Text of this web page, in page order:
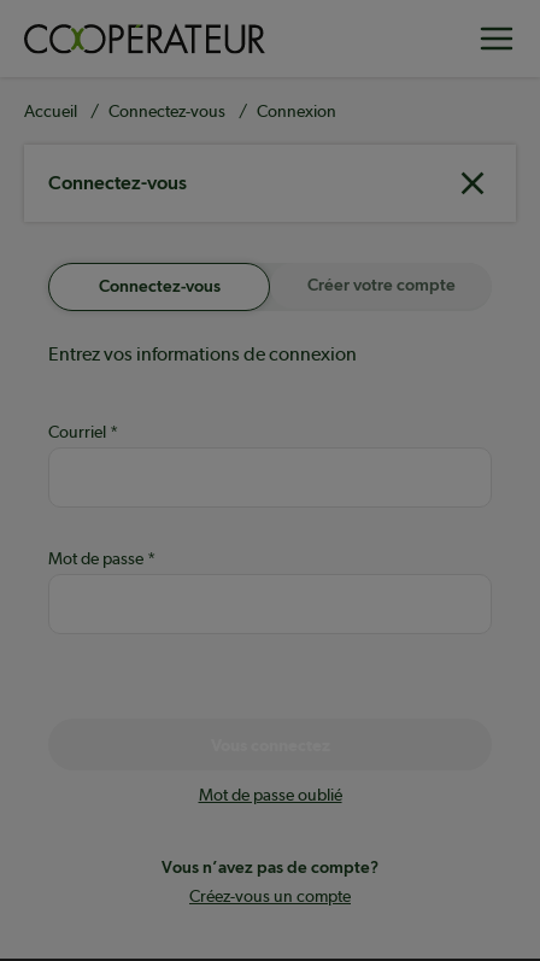
principal
Fil
Accueil Connectez-vous Connexion
Connectez-vous
Connectez-vous Créer votre compte
Entrez vos informations de connexion
Courriel
Mot de passe
Mot de passe oublié
Vous n’avez pas de compte?
Créez-vous un compte